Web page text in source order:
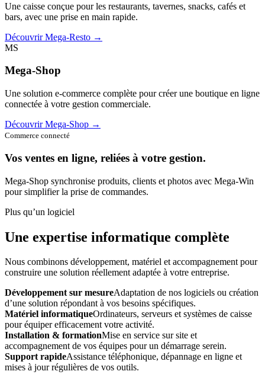
Une caisse conçue pour les restaurants, tavernes, snacks, cafés et
bars, avec une prise en main rapide.
Découvrir Mega-Resto →
MS
Mega-Shop
Une solution e-commerce complète pour créer une boutique en ligne
connectée à votre gestion commerciale.
Découvrir Mega-Shop →
Commerce connecté
Vos ventes en ligne, reliées à votre gestion.
Mega-Shop synchronise produits, clients et photos avec Mega-Win
pour simplifier la prise de commandes.
Plus qu’un logiciel
Une expertise informatique complète
Nous combinons développement, matériel et accompagnement pour
construire une solution réellement adaptée à votre entreprise.
Développement sur mesureAdaptation de nos logiciels ou création
d’une solution répondant à vos besoins spécifiques.
Matériel informatiqueOrdinateurs, serveurs et systèmes de caisse
pour équiper efficacement votre activité.
Installation & formationMise en service sur site et
accompagnement de vos équipes pour un démarrage serein.
Support rapideAssistance téléphonique, dépannage en ligne et
mises à jour régulières de vos outils.